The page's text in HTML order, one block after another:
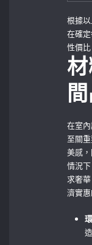
根據
在確
性價
在室
至關
美感
情況
求奢
濟實惠